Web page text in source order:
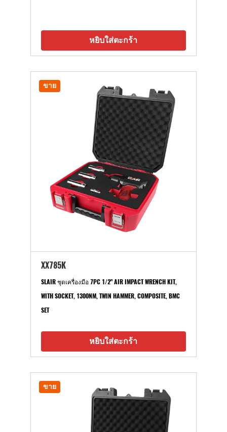
หยิบใส่ตะกร้า
ขาย
XX785K
SLAIR ชุดเครื่องมือ 7PC 1/2" AIR IMPACT WRENCH KIT,
WITH SOCKET, 1300NM, TWIN HAMMER, COMPOSITE, BMC
SET
หยิบใส่ตะกร้า
ขาย